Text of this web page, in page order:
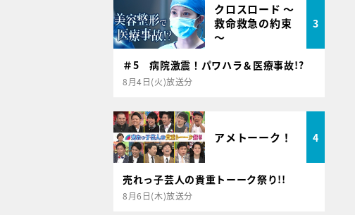
クロスロード ～
救命救急の約束
～
3
＃5 病院激震！パワハラ＆医療事故!?
8月4日(火)放送分
アメトーーク！ 4
売れっ子芸人の貴重トーーク祭り!!
8月6日(木)放送分